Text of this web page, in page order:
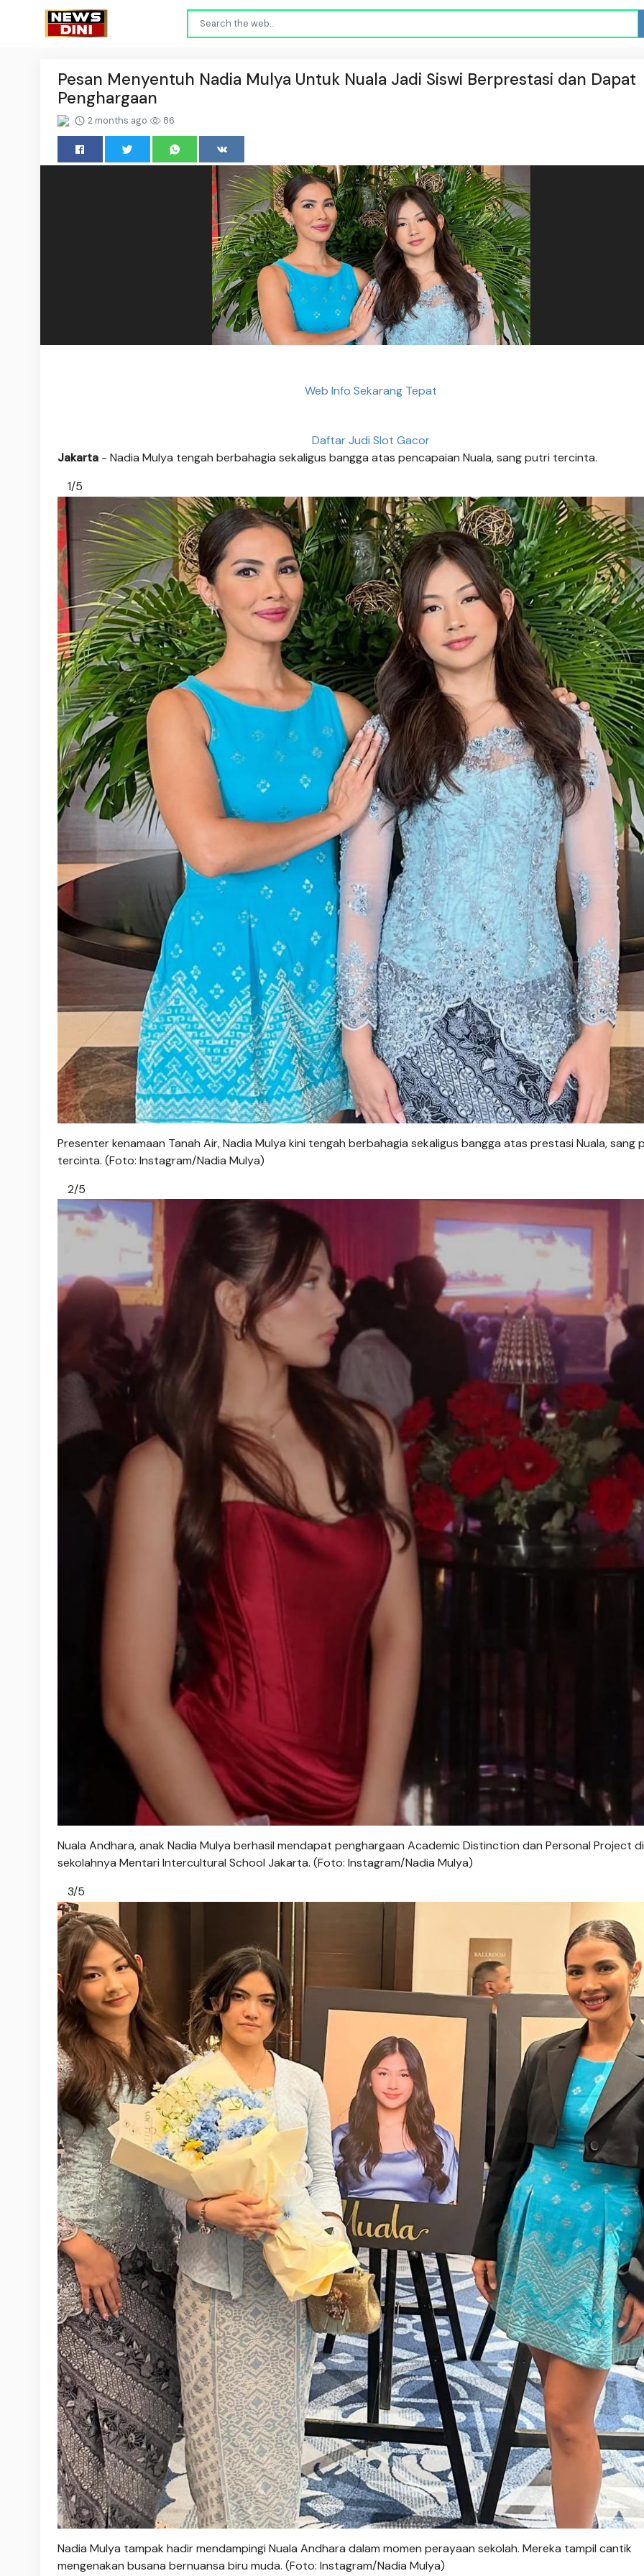
Pesan Menyentuh Nadia Mulya Untuk Nuala Jadi Siswi Berprestasi dan Dapat
Penghargaan
2 months ago 86
Web Info Sekarang Tepat
Daftar Judi Slot Gacor
Jakarta - Nadia Mulya tengah berbahagia sekaligus bangga atas pencapaian Nuala, sang putri tercinta.
1/5
Presenter kenamaan Tanah Air, Nadia Mulya kini tengah berbahagia sekaligus bangga atas prestasi Nuala, sang
tercinta. (Foto: Instagram/Nadia Mulya)
2/5
Nuala Andhara, anak Nadia Mulya berhasil mendapat penghargaan Academic Distinction dan Personal Project di
sekolahnya Mentari Intercultural School Jakarta. (Foto: Instagram/Nadia Mulya)
3/5
Nadia Mulya tampak hadir mendampingi Nuala Andhara dalam momen perayaan sekolah. Mereka tampil cantik
mengenakan busana bernuansa biru muda. (Foto: Instagram/Nadia Mulya)